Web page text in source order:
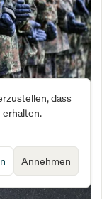
dass
erhalten.
Annehmen